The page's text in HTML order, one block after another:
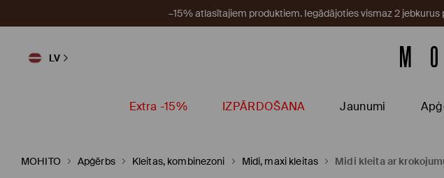
–15% atlasītajiem produktiem. Iegādājoties vismaz 2
LV
Extra -15% IZPĀRDOŠANA Jaunumi
MOHITO Apģērbs Kleitas, kombinezoni Midi, maxi kleitas Midi kleita ar